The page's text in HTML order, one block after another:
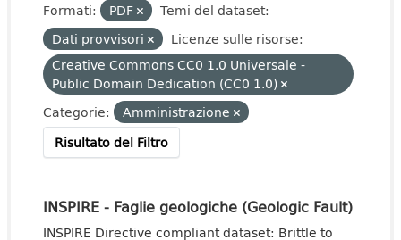
Formati:
PDF
Temi del dataset:
Dati provvisori
Licenze sulle risorse:
Creative Commons CC0 1.0 Universale -
Public Domain Dedication (CC0 1.0)
Categorie:
Amministrazione
Risultato del Filtro
INSPIRE - Faglie geologiche (Geologic Fault)
INSPIRE Directive compliant dataset: Brittle to